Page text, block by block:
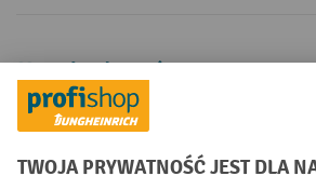
Metody płatności
Creditcard (Master)Creditcard (Visa)